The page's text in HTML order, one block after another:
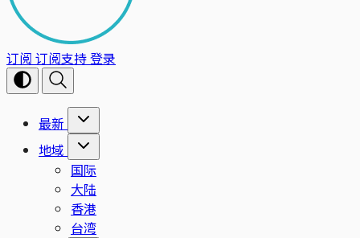
订阅 订阅支持登录
最新
地域
国际
大陆
香港
台湾